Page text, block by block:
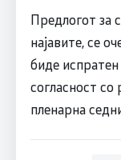
Предлогот за
најавите, се
биде
согласност
пленарна